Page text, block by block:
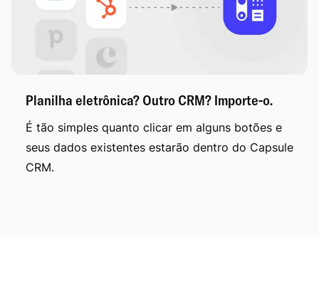
Planilha eletrônica? Outro CRM? Importe-o.
É tão simples quanto clicar em alguns botões e
seus dados existentes estarão dentro do Capsule
CRM.